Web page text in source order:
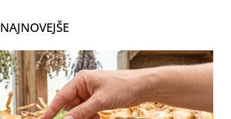
NAJNOVEJŠE